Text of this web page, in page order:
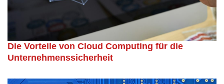
Die Vorteile von Cloud Computing für die
Unternehmenssicherheit